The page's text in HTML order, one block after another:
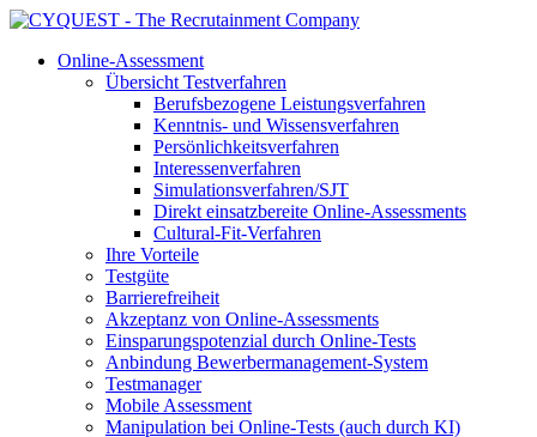
Online-Assessment
Übersicht Testverfahren
Berufsbezogene Leistungsverfahren
Kenntnis- und Wissensverfahren
Persönlichkeitsverfahren
Interessenverfahren
Simulationsverfahren/SJT
Direkt einsatzbereite Online-Assessments
Cultural-Fit-Verfahren
Ihre Vorteile
Testgüte
Barrierefreiheit
Akzeptanz von Online-Assessments
Einsparungspotenzial durch Online-Tests
Anbindung Bewerbermanagement-System
Testmanager
Mobile Assessment
Manipulation bei Online-Tests (auch durch KI)